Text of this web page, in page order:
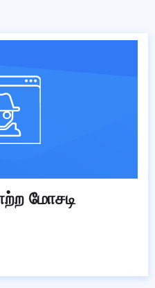
மோசடி